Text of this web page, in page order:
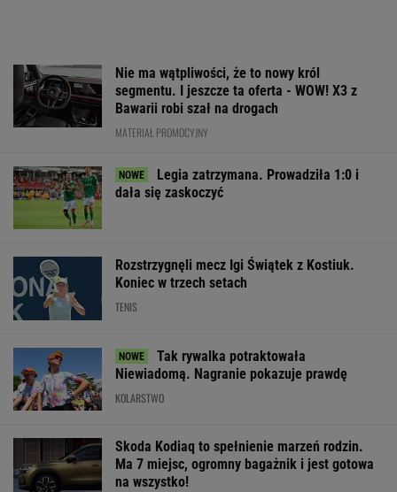
Nie ma wątpliwości, że to nowy król
segmentu. I jeszcze ta oferta - WOW! X3 z
Bawarii robi szał na drogach
MATERIAŁ PROMOCYJNY
Legia zatrzymana. Prowadziła 1:0 i
dała się zaskoczyć
Rozstrzygnęli mecz Igi Świątek z Kostiuk.
Koniec w trzech setach
TENIS
Tak rywalka potraktowała
Niewiadomą. Nagranie pokazuje prawdę
KOLARSTWO
Skoda Kodiaq to spełnienie marzeń rodzin.
Ma 7 miejsc, ogromny bagażnik i jest gotowa
na wszystko!